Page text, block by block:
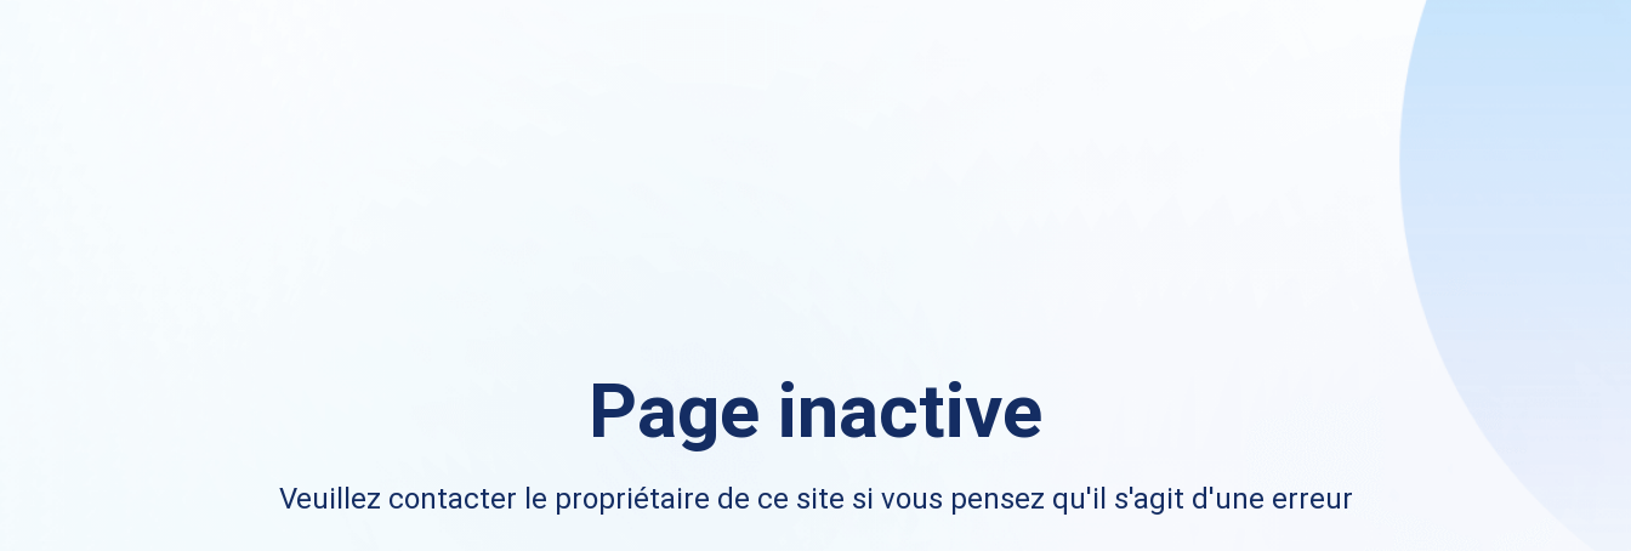
Page inactive
Veuillez contacter le propriétaire de ce site si vous pensez qu'il s'agit d'une erreur